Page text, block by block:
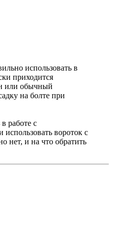
использовать в
приходится
или обычный
на болте при
работе с
вороток с
нет, и на что обратить